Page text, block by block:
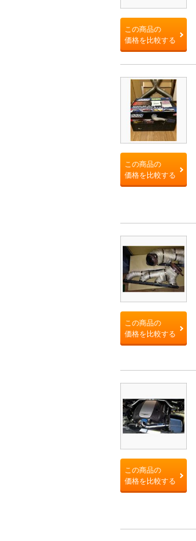
この商品の
価格を比較する
この商品の
価格を比較する
この商品の
価格を比較する
この商品の
価格を比較する